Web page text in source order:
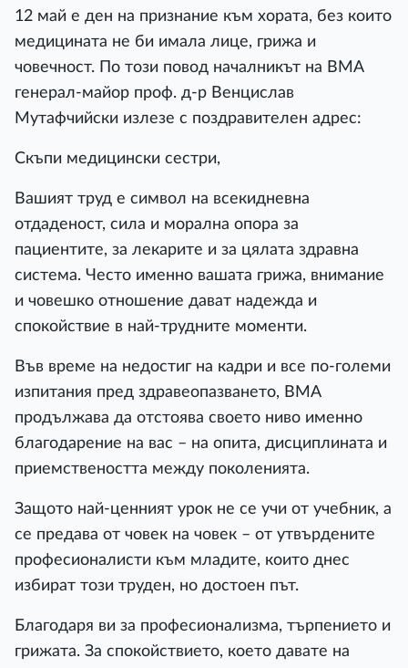
12 май е ден на признание към хората, без които
медицината не би имала лице, грижа и
човечност. По този повод началникът на ВМА
генерал-майор проф. д-р Венцислав
Мутафчийски излезе с поздравителен адрес:
Скъпи медицински сестри,
Вашият труд е символ на всекидневна
отдаденост, сила и морална опора за
пациентите, за лекарите и за цялата здравна
система. Често именно вашата грижа, внимание
и човешко отношение дават надежда и
спокойствие в най-трудните моменти.
Във време на недостиг на кадри и все по-големи
изпитания пред здравеопазването, ВМА
продължава да отстоява своето ниво именно
благодарение на вас – на опита, дисциплината и
приемствеността между поколенията.
Защото най-ценният урок не се учи от учебник, а
се предава от човек на човек – от утвърдените
професионалисти към младите, които днес
избират този труден, но достоен път.
Благодаря ви за професионализма, търпението и
грижата. За спокойствието, което давате на